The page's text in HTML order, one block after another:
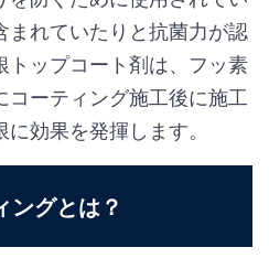
まれていたりと抗菌力が認
ップコート剤は、フッ素
コーティング施工後に施工
効果を発揮します。
ングとは？